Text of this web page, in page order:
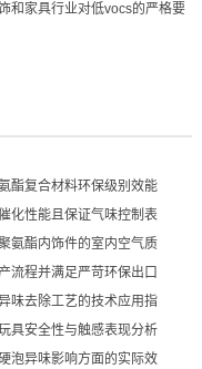
和家具行业对低vocs的严格要
酯复合材料环保级别效能
化性能且保证气味控制表
氨酯内饰件的室内空气质
流程并满足严苛环保出口
味去除工艺的技术应用指
具安全性与触感表现分析
泡异味影响方面的实际效